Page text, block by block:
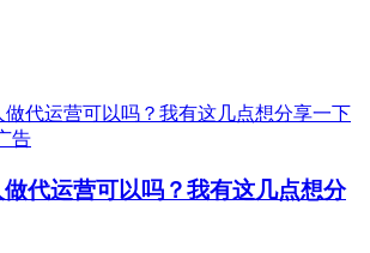
告
代运营可以吗？我有这几点想分